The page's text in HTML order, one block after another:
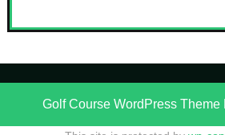
Golf Course WordPress Theme